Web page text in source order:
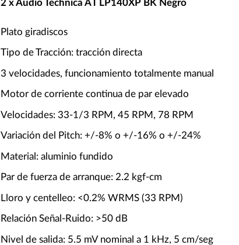
2 x Audio Technica AT LP140XP BK Negro
Plato giradiscos
Tipo de Tracción: tracción directa
3 velocidades, funcionamiento totalmente manual
Motor de corriente continua de par elevado
Velocidades: 33-1/3 RPM, 45 RPM, 78 RPM
Variación del Pitch: +/-8% o +/-16% o +/-24%
Material: aluminio fundido
Par de fuerza de arranque: 2.2 kgf-cm
Lloro y centelleo: <0.2% WRMS (33 RPM)
Relación Señal-Ruido: >50 dB
Nivel de salida: 5.5 mV nominal a 1 kHz, 5 cm/seg